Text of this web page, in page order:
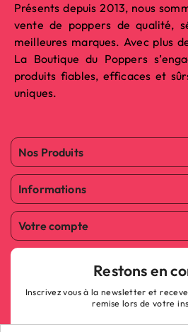
Présents depuis 2013, nous
vente de poppers de qualité,
meilleures marques. Avec plus
La Boutique du Poppers
produits fiables, efficaces et
uniques.
Nos Produits
Informations
Votre compte
Restons en
Inscrivez vous à la newsletter et
remise lors de votre